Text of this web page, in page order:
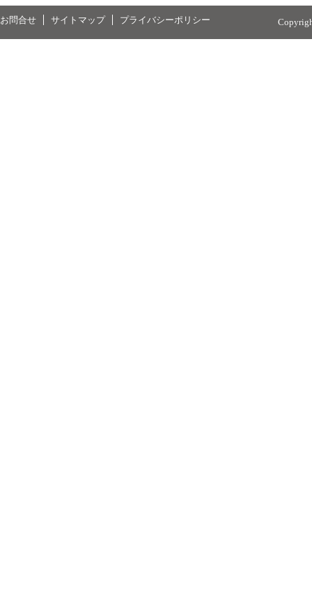
お問合せ サイトマップ プライバシーポリシー